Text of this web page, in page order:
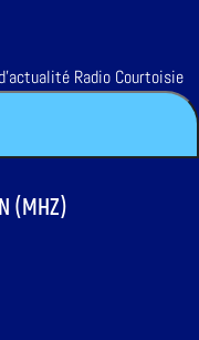
Radio Courtoisie
(MHZ)